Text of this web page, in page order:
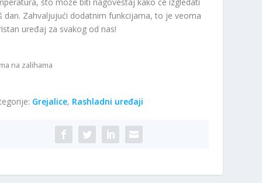
dan. Zahvaljujući dodatnim funkcijama, to je veoma
uređaj za svakog od nas!
na zalihama
Grejalice, Rashladni uređaji